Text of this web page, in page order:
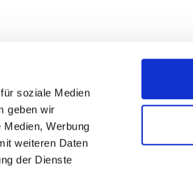
soziale Medien
geben wir
Werbung
weiteren Daten
der Dienste